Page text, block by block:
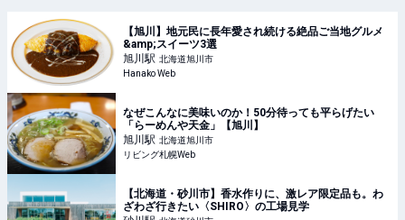
【旭川】地元民に長年愛され続ける絶品ご当地グルメ
&amp;スイーツ3選
旭川駅 北海道旭川市
Hanako Web
なぜこんなに美味いのか！50分待っても平らげたい
「らーめんや天金」【旭川】
旭川駅 北海道旭川市
リビング札幌Web
【北海道・砂川市】香水作りに、激レア限定品も。わ
ざわざ行きたい〈SHIRO〉の工場見学